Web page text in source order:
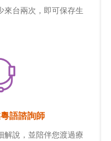
來台兩次，即可保存生
語諮詢師
解說，並陪伴您渡過療